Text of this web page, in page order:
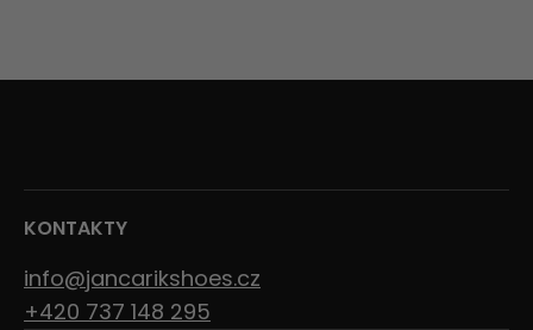
KONTAKTY
info@jancarikshoes.cz
+420 737 148 295